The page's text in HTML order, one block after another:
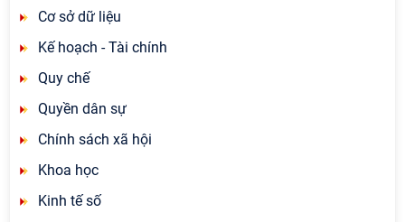
Cơ sở dữ liệu
Kế hoạch - Tài chính
Quy chế
Quyền dân sự
Chính sách xã hội
Khoa học
Kinh tế số